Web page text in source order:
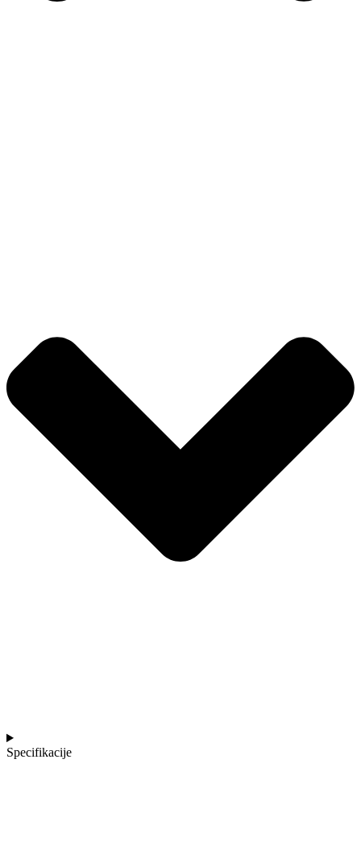
Specifikacije